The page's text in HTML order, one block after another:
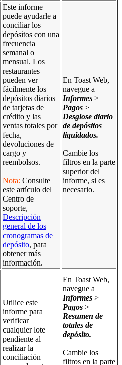
Este informe
puede ayudarle a
conciliar los
depósitos con una
frecuencia
semanal o
mensual. Los
restaurantes
pueden ver
fácilmente los
depósitos diarios
de tarjetas de
crédito y las
ventas totales por
fecha,
devoluciones de
cargo y
reembolsos.
Nota: Consulte
este artículo del
Centro de
soporte,
Descripción
general de los
cronogramas de
depósito, para
obtener más
información.
En Toast Web,
navegue a
Informes >
Pagos >
Desglose diario
de depósitos
liquidados.
Cambie los
filtros en la parte
superior del
informe, si es
necesario.
Utilice este
informe para
verificar
cualquier lote
pendiente al
realizar la
conciliación
En Toast Web,
navegue a
Informes >
Pagos >
Resumen de
totales de
depósito.
Cambie los
filtros en la parte